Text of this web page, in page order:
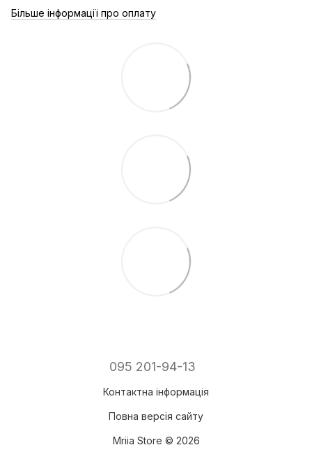
Більше інформації про оплату
095 201-94-13
Контактна інформація
Повна версія сайту
Mriia Store © 2026